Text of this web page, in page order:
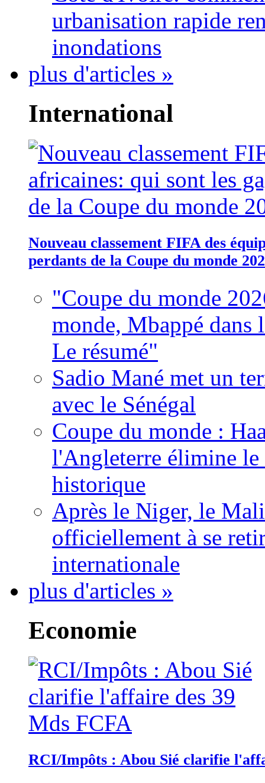
urbanisation rapide
inondations
plus d'articles »
International
Nouveau classement FIFA des
perdants de la Coupe du monde
"Coupe du monde
monde, Mbappé dans
Le résumé"
Sadio Mané met un
avec le Sénégal
Coupe du monde :
l'Angleterre élimine
historique
Après le Niger, le
officiellement à se
internationale
plus d'articles »
Economie
RCI/Impôts : Abou Sié clarifie